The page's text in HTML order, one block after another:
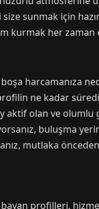
sunmak için
kurmak her zaman
harcamanıza
ne kadar
aktif olan ve
buluşma
mutlaka
profilleri,